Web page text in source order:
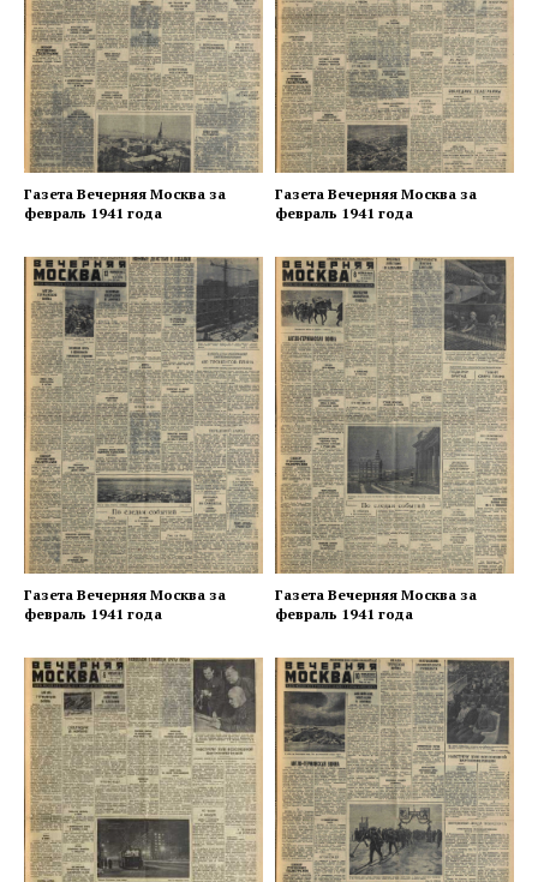
Газета Вечерняя Москва за
февраль 1941 года
Газета Вечерняя Москва за
февраль 1941 года
Газета Вечерняя Москва за
февраль 1941 года
Газета Вечерняя Москва за
февраль 1941 года